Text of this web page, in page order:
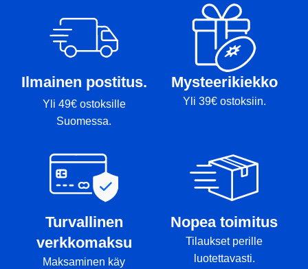
Tussit: Rimmi, Kansi
Ilmainen postitus.
Yli 49€ ostoksille
Suomessa.
Mysteerikiekko
Yli 39€ ostoksiin.
Turvallinen
verkkomaksu
Maksaminen käy
Nopea toimitus
Tilaukset perille
luotettavasti.